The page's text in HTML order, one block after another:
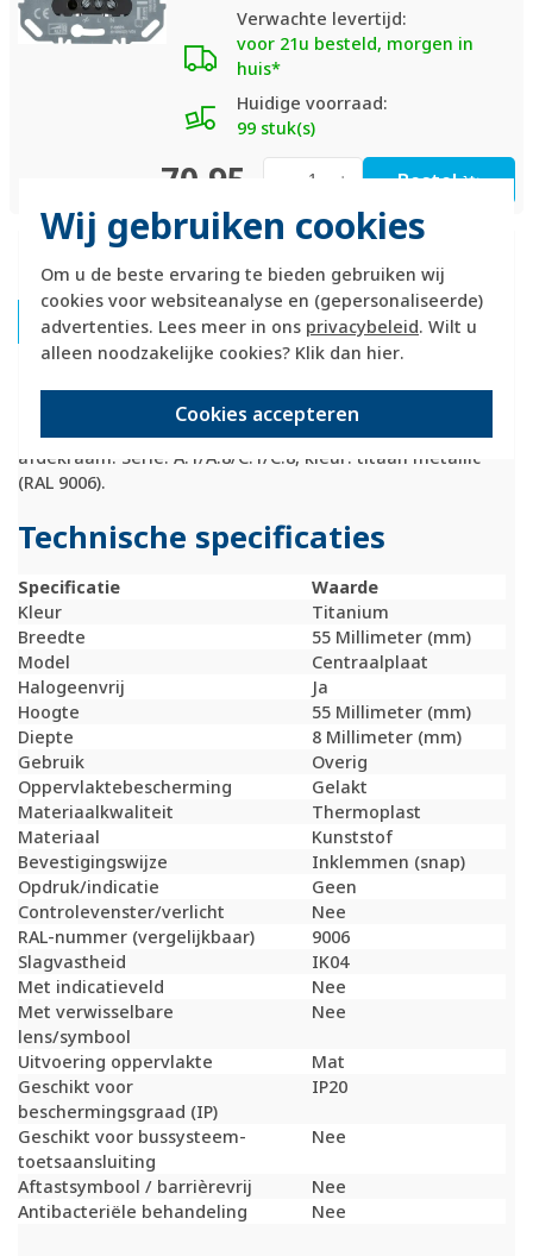
Wij gebruiken cookies
Om u de beste ervaring te bieden gebruiken wij
cookies voor websiteanalyse en (gepersonaliseerde)
advertenties. Lees meer in ons privacybeleid. Wilt u
alleen noodzakelijke cookies? Klik dan hier.
Cookies accepteren
Verwachte levertijd:
voor 21u besteld, morgen in
huis*
Huidige voorraad:
99 stuk(s)
70,95 + Bestel
Productomschrijving
Hager Berker WAN7060TA Productdatablad
dimmers met een asmaat van 4 mm. Gemaakt van
slagvast gelakt thermoplast. Exclusief binnenwerk en
afdekraam. Serie: A.1/A.8/C.1/C.8, kleur: titaan metallic
(RAL 9006).
Technische specificaties
Specificatie
Waarde
Kleur
Titanium
Breedte
55 Millimeter (mm)
Model
Centraalplaat
Halogeenvrij
Ja
Hoogte
55 Millimeter (mm)
Diepte
8 Millimeter (mm)
Gebruik
Overig
Oppervlaktebescherming
Gelakt
Materiaalkwaliteit
Thermoplast
Materiaal
Kunststof
Bevestigingswijze
Inklemmen (snap)
Opdruk/indicatie
Geen
Controlevenster/verlicht
Nee
RAL-nummer (vergelijkbaar)
9006
Slagvastheid
IK04
Met indicatieveld
Nee
Met verwisselbare
lens/symbool
Nee
Uitvoering oppervlakte
Mat
Geschikt voor
beschermingsgraad (IP)
IP20
Geschikt voor bussysteem-
toetsaansluiting
Nee
Aftastsymbool / barrièrevrij
Nee
Antibacteriële behandeling
Nee